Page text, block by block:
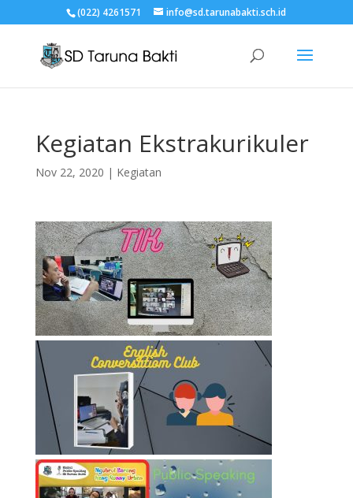
(022) 4261571 info@sd.tarunabakti.sch.id
Kegiatan Ekstrakurikuler
Nov 22, 2020 | Kegiatan